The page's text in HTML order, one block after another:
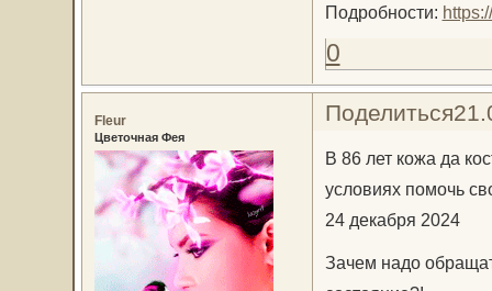
Подробности:
0
Поделиться
Fleur
Цветочная Фея
В 86 лет кожа да
условиях помочь
24 декабря 2024
Зачем надо